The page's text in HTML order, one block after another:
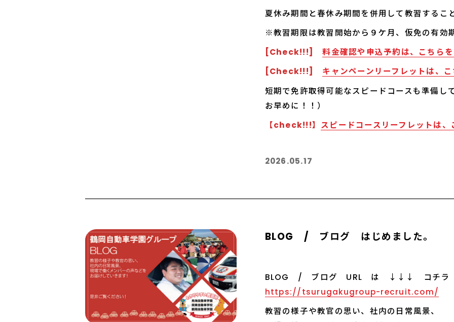
夏休み期間と春休み期間を併用して教習するこ
※教習期限は教習開始から９ケ月、仮免の有効
[Check!!!]料金確認や申込予約は、こちら
[Check!!!] キャンペーンリーフレットは、
短期で免許取得可能なスピードコースも準備し
お早めに！！）
【check!!!】 スピードコースリーフレットは
2026.05.17
BLOG / ブログ はじめました。
BLOG / ブログ URL は ↓↓↓ コチラ
https://tsurugakugroup-recruit.com/
教習の様子や教官の思い、社内の日常風景、